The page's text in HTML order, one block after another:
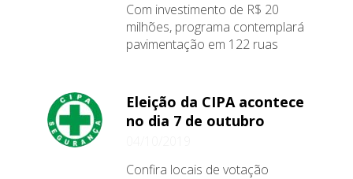
Com investimento de R$ 20
milhões, programa contemplará
pavimentação em 122 ruas
Eleição da CIPA acontece
no dia 7 de outubro
Confira locais de votação